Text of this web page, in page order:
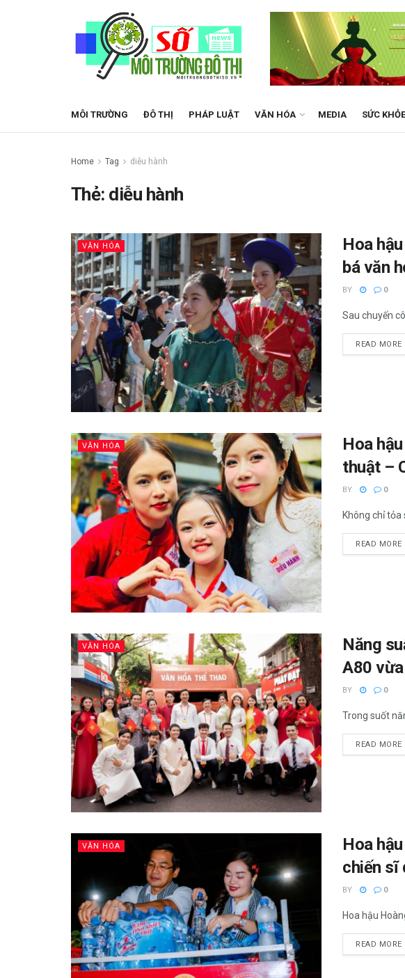
MÔI TRƯỜNG ĐÔ THỊ PHÁP LUẬT VĂN HÓA MEDIA SỨC KHỎE
Home Tag diễu hành
Thẻ: diễu hành
VĂN HÓA
Hoa
bá văn
BY 0
Sau chuyến
READ MORE
VĂN HÓA
Hoa
thuật –
BY 0
Không chỉ tỏa
READ MORE
VĂN HÓA
Năng
A80
BY 0
Trong suốt
READ MORE
VĂN HÓA
Hoa
chiến sĩ
BY 0
Hoa hậu
READ MORE